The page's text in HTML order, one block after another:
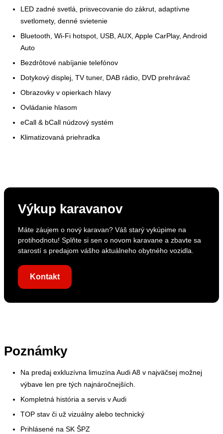
LED zadné svetlá, prisvecovanie do zákrut, adaptívne
svetlomety, denné svietenie
Bluetooth, Wi-Fi hotspot, USB, AUX, Apple CarPlay, Android
Auto
Bezdrôtové nabíjanie telefónov
Dotykový displej, TV tuner, DAB rádio, DVD prehrávač
Obrazovky v opierkach hlavy
Ovládanie hlasom
eCall & bCall núdzový systém
Klimatizovaná priehradka
Výkup karavanov
Máte záujem o nový karavan? Váš starý vykúpime na
protihodnotu! Splňte si sen o novom karavane a zbavte sa
starostí s predajom vášho aktuálneho obytného vozidla.
Kontakt
Poznámky
Na predaj exkluzívna limuzína Audi A8 v najväčsej možnej
výbave len pre tých najnáročnejších.
Kompletná história a servis v Audi
TOP stav či už vizuálny alebo technický
Prihlásené na SK ŠPZ